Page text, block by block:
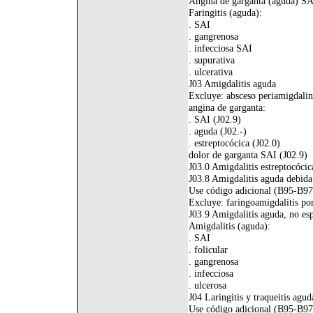
Faringitis (aguda):
. SAI
. gangrenosa
. infecciosa SAI
. supurativa
. ulcerativa
J03 Amigdalitis aguda
Excluye: absceso
angina de garganta:
. SAI (J02.9)
. aguda (J02.-)
. estreptocócica (J02.0)
dolor de garganta SAI (J02.9)
J03.0 Amigdalitis
J03.8 Amigdalitis aguda
Use código adicional (B95-
Excluye: faringoamigdalitis
J03.9 Amigdalitis aguda, no
Amigdalitis (aguda):
. SAI
. folicular
. gangrenosa
. infecciosa
. ulcerosa
J04 Laringitis y traqueitis
Use código adicional (B95-